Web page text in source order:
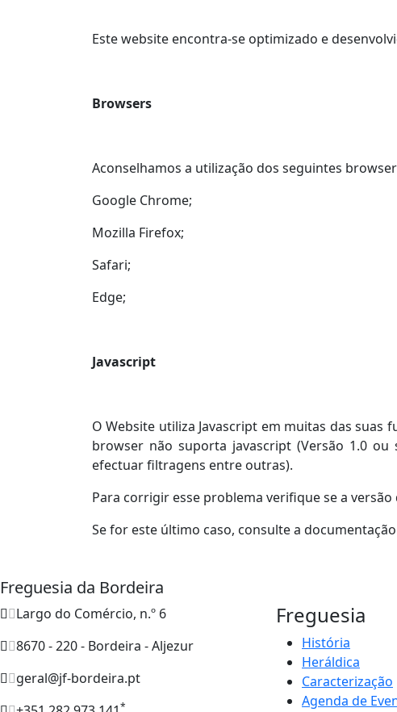
Este website encontra-se optimizado e
Browsers
Aconselhamos a utilização dos seguintes
Google Chrome;
Mozilla Firefox;
Safari;
Edge;
Javascript
O Website utiliza Javascript em muitas das
browser não suporta javascript (Versão 1.0
efectuar filtragens entre outras).
Para corrigir esse problema verifique se a
Se for este último caso, consulte a
Freguesia da Bordeira
Largo do Comércio, n.º 6
8670 - 220 - Bordeira - Aljezur
geral@jf-bordeira.pt
*
Freguesia
História
Heráldica
Caracterização
Agenda de